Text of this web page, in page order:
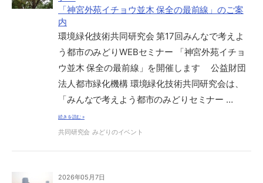
「神宮外苑イチョウ並木 保全の最前線」のご案
内
環境緑化技術共同研究会 第17回みんなで考えよ
う都市のみどりWEBセミナー 「神宮外苑イチョ
ウ並木 保全の最前線」を開催します 公益財団
法人都市緑化機構 環境緑化技術共同研究会は、
「みんなで考えよう都市のみどりセミナー …
続きを読む »
共同研究会 みどりのイベント
2026年05月7日